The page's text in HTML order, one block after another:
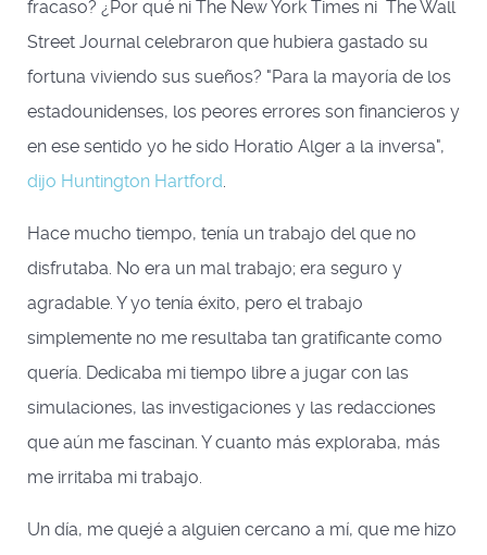
fracaso? ¿Por qué ni The New York Times ni The Wall
Street Journal celebraron que hubiera gastado su
fortuna viviendo sus sueños? "Para la mayoría de los
estadounidenses, los peores errores son financieros y
en ese sentido yo he sido Horatio Alger a la inversa",
dijo Huntington Hartford.
Hace mucho tiempo, tenía un trabajo del que no
disfrutaba. No era un mal trabajo; era seguro y
agradable. Y yo tenía éxito, pero el trabajo
simplemente no me resultaba tan gratificante como
quería. Dedicaba mi tiempo libre a jugar con las
simulaciones, las investigaciones y las redacciones
que aún me fascinan. Y cuanto más exploraba, más
me irritaba mi trabajo.
Un día, me quejé a alguien cercano a mí, que me hizo